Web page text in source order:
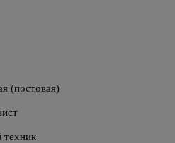
(постовая)
техник